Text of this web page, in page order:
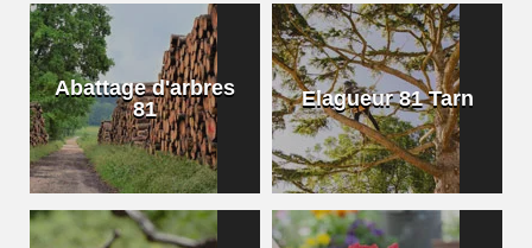
Abattage d'arbres
81
Elagueur 81 Tarn